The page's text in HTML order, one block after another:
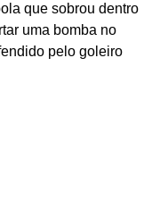
que sobrou dentro
uma bomba no
pelo goleiro